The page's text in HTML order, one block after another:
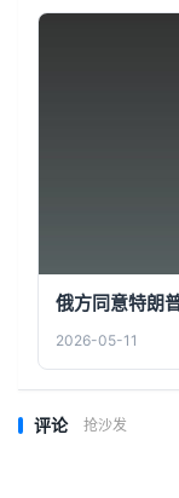
俄方同意特朗
2026-05-11
评论 抢沙发